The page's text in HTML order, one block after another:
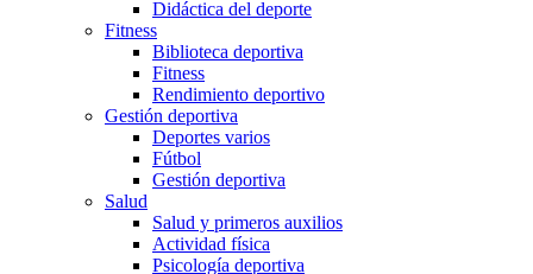
Didáctica del deporte
Fitness
Biblioteca deportiva
Fitness
Rendimiento deportivo
Gestión deportiva
Deportes varios
Fútbol
Gestión deportiva
Salud
Salud y primeros auxilios
Actividad física
Psicología deportiva